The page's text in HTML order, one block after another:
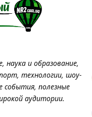
наука и образование,
технологии, шоу-
события, полезные
аудитории.